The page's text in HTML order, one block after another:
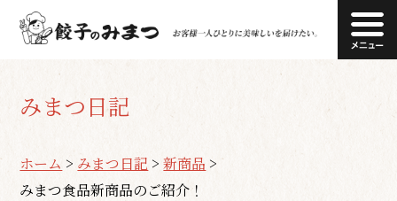
みまつ日記
ホーム > みまつ日記 >新商品 >
みまつ食品新商品のご紹介！